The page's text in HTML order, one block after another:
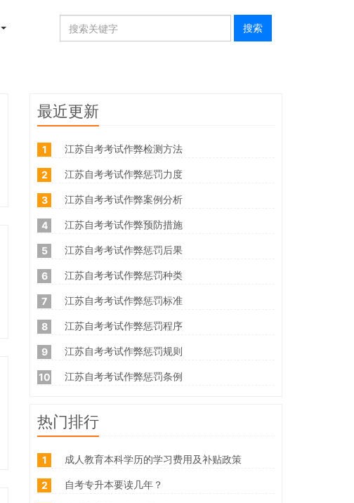
最近更新
1 江苏自考考试作弊检测方法
2 江苏自考考试作弊惩罚力度
3 江苏自考考试作弊案例分析
4 江苏自考考试作弊预防措施
5 江苏自考考试作弊惩罚后果
6 江苏自考考试作弊惩罚种类
7 江苏自考考试作弊惩罚标准
8 江苏自考考试作弊惩罚程序
9 江苏自考考试作弊惩罚规则
10 江苏自考考试作弊惩罚条例
热门排行
1 成人教育本科学历的学习费用及补贴政策
2 自考专升本要读几年？